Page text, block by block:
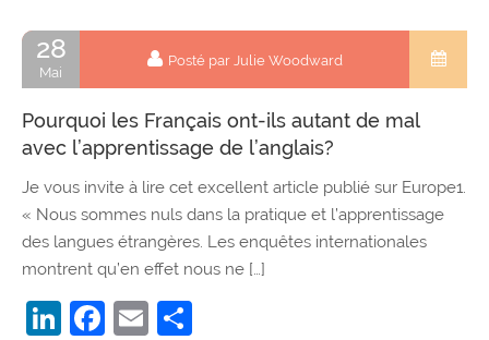
28
Mai
Posté par Julie Woodward
Pourquoi les Français ont-ils autant de mal
avec l’apprentissage de l’anglais?
Je vous invite à lire cet excellent article publié sur Europe1.
« Nous sommes nuls dans la pratique et l’apprentissage
des langues étrangères. Les enquêtes internationales
montrent qu’en effet nous ne […]
LinkedIn
Facebook
Email